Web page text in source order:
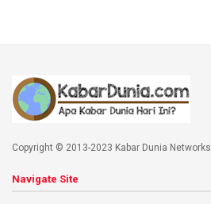
Copyright © 2013-2023 Kabar Dunia Networks.
Navigate Site